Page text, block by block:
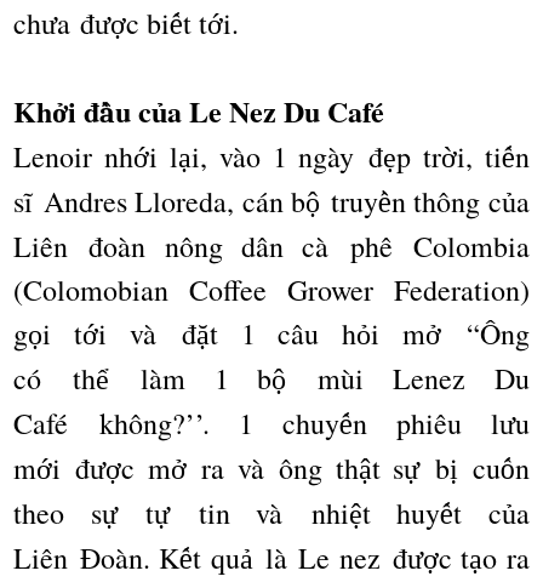
chưa được biết tới.
Khởi đầu của Le Nez Du Café
Lenoir nhới lại, vào 1 ngày đẹp trời, tiến
sĩ Andres Lloreda, cán bộ truyền thông của
Liên đoàn nông dân cà phê Colombia
(Colomobian Coffee Grower Federation)
gọi tới và đặt 1 câu hỏi mở “Ông
có thể làm 1 bộ mùi Lenez Du
Café không?’’. 1 chuyến phiêu lưu
mới được mở ra và ông thật sự bị cuốn
theo sự tự tin và nhiệt huyết của
Liên Đoàn. Kết quả là Le nez được tạo ra